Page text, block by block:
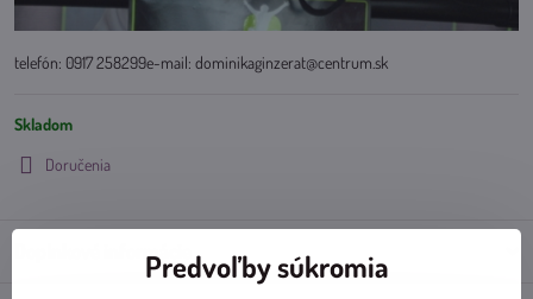
telefón: 0917 258299e-mail: dominikaginzerat@centrum.sk
Skladom
Doručenia
Doplnkové informáciePredvoľby súkromia